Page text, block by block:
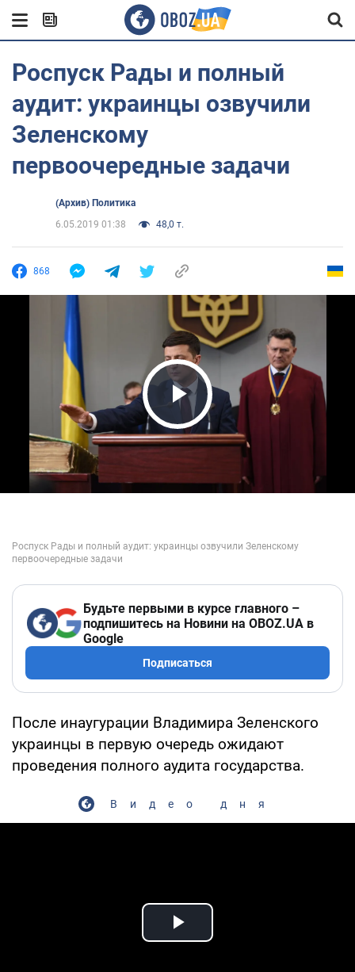
Роспуск Рады и полный
аудит: украинцы озвучили
Зеленскому
первоочередные задачи
(Архив) Политика
6.05.2019 01:38
48,0 т.
868
Play Video
Будьте первыми в курсе главного –
подпишитесь на Новини на OBOZ.UA в
Google
Подписаться
После инаугурации Владимира Зеленского
украинцы в первую очередь ожидают
проведения полного аудита государства.
Видео дня
Play Video